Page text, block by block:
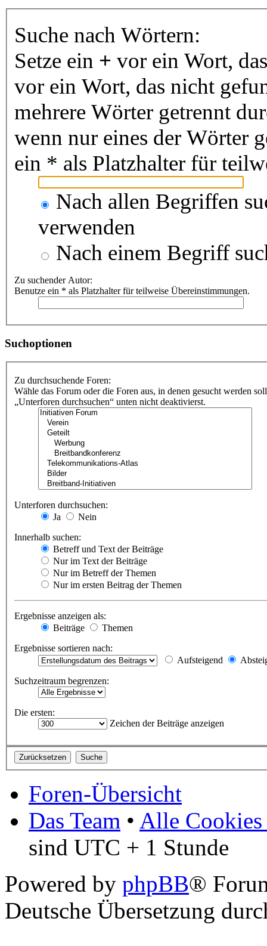
Suche nach Wörtern:
Setze ein + vor ein Wort,
vor ein Wort, das nicht
mehrere Wörter getrennt
wenn nur eines der Wörter
ein * als Platzhalter für
Nach allen Begriffen
verwenden
Nach einem Begriff
Zu suchender Autor:
Benutze ein * als Platzhalter für teilweise Übereinstimmungen.
Suchoptionen
Zu durchsuchende Foren:
Wähle das Forum oder die Foren aus, in denen gesucht werden
„Unterforen durchsuchen“ unten nicht deaktivierst.
Unterforen durchsuchen:
Ja
Nein
Innerhalb suchen:
Betreff und Text der Beiträge
Nur im Text der Beiträge
Nur im Betreff der Themen
Nur im ersten Beitrag der Themen
Ergebnisse anzeigen als:
Beiträge
Themen
Ergebnisse sortieren nach:
Aufsteigend
Suchzeitraum begrenzen:
Die ersten:
Zeichen der Beiträge anzeigen
Foren-Übersicht
Das Team • Alle Cookies
sind UTC + 1 Stunde
Powered by phpBB®
Deutsche Übersetzung